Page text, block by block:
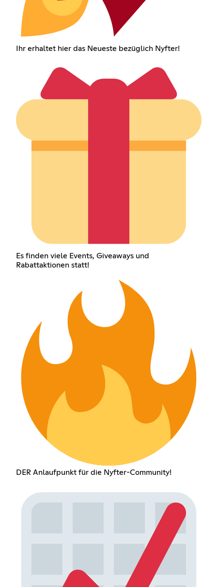
Ihr erhaltet hier das Neueste bezüglich Nyfter!
Es finden viele Events, Giveaways und
Rabattaktionen statt!
DER Anlaufpunkt für die Nyfter-Community!